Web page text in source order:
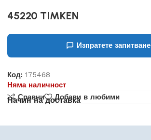
45220 TIMKEN
Изпратете запитване
Код:175468
Няма наличност
Сравни
Добави в любими
Начин на доставка